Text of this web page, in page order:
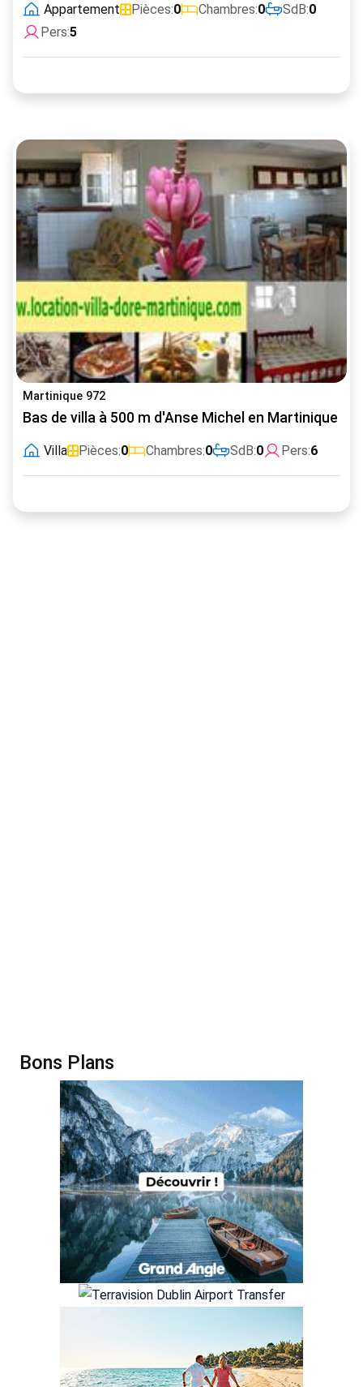
Appartement Pièces:0 Chambres:0 SdB:0
Pers:5
Martinique 972
Bas de villa à 500 m d'Anse Michel en Martinique
Villa Pièces:0 Chambres:0 SdB:0 Pers:6
Bons Plans